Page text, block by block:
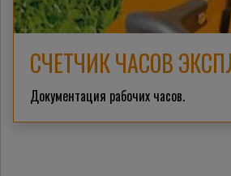
СЧЕТЧИК ЧАСОВ
Документация рабочих часов.